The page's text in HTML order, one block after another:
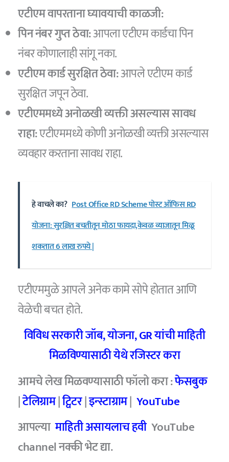
एटीएम वापरताना घ्यावयाची काळजी:
पिन नंबर गुप्त ठेवा:आपला एटीएम कार्डचा पिन
नंबर कोणालाही सांगू नका.
एटीएम कार्ड सुरक्षित ठेवा:आपले एटीएम कार्ड
सुरक्षित जपून ठेवा.
एटीएममध्ये अनोळखी व्यक्ती असल्यास सावध
राहा:एटीएममध्ये कोणी अनोळखी व्यक्ती असल्यास
व्यवहार करताना सावध राहा.
हे वाचले का? Post Office RD Scheme पोस्ट ऑफिस RD
योजना: सुरक्षित बचतीतून मोठा फायदा,केवळ व्याजातून मिळू
शकतात 6 लाख रुपये |
एटीएममुळे आपले अनेक कामे सोपे होतात आणि
वेळेची बचत होते.
विविध सरकारी जॉब, योजना, GR यांची माहिती
मिळविण्यासाठी येथे रजिस्टर करा
आमचे लेख मिळवण्यासाठी फॉलो करा :फेसबुक
|टेलिग्राम|ट्विटर|इन्स्टाग्राम| YouTube
आपल्यामाहिती असायलाच हवीYouTube
channel नक्की भेट द्या.